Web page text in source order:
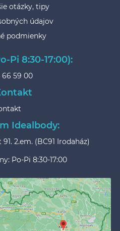
otázky, tipy
údajov
podmienky
Pi 8:30-17:00):
59 00
Idealbody:
2.em. (BC91 Irodaház)
Po-Pi 8:30-17:00